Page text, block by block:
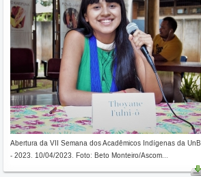
Abertura da VII Semana dos Acadêmicos Indígenas da UnB
- 2023. 10/04/2023. Foto: Beto Monteiro/Ascom...